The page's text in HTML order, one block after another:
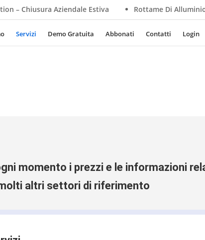
Estiva Rottame Di Alluminio Stabile Nel Sud-
Servizi Demo Gratuita Abbonati Contatti Login
momento i prezzi e le informazioni
altri settori di riferimento